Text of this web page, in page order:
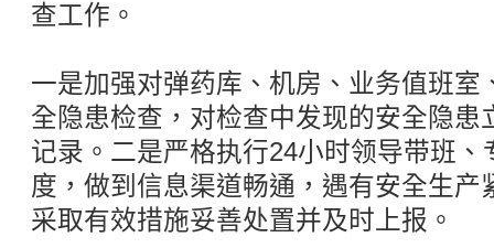
查工作。
一是加强对弹药库、机房、业务值班室
全隐患检查，对检查中发现的安全隐患
记录。二是严格执行24小时领导带班
度，做到信息渠道畅通，遇有安全生产
采取有效措施妥善处置并及时上报。